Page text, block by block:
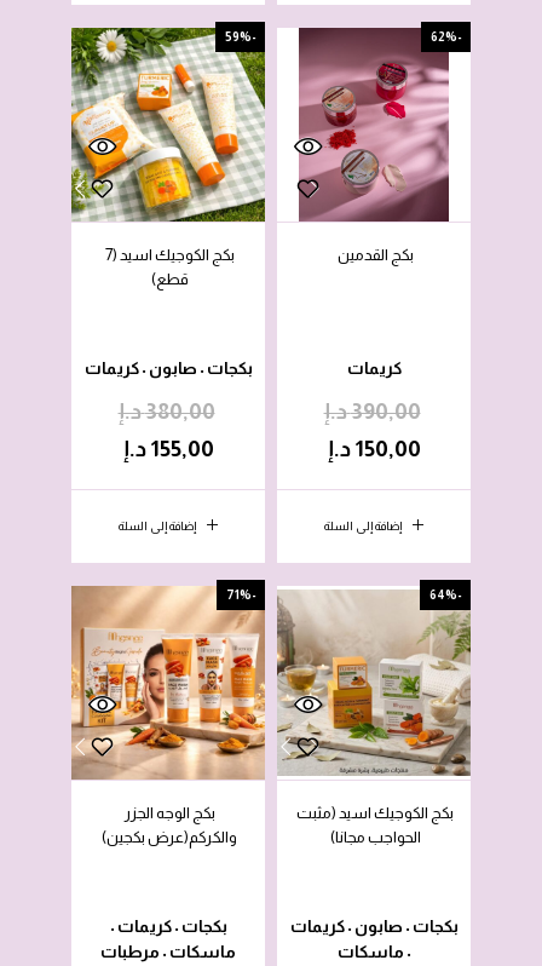
-62%
إضافة إلى السلة
بكج القدمين
كريمات
390,00د.إ
150,00 د.إ
-59%
إضافة إلى السلة
بكج الكوجيك اسيد (7
قطع)
بكجات • صابون •كريمات
380,00د.إ
155,00 د.إ
-64%
بكج الكوجيك اسيد (مثبت
الحواجب مجانا)
بكجات • صابون •كريمات
• ماسكات
-71%
بكج الوجه الجزر
والكركم(عرض بكجين)
بكجات •كريمات •
ماسكات • مرطبات